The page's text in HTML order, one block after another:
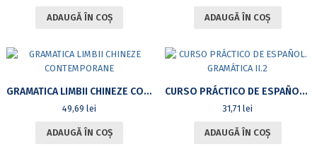
ADAUGĂ ÎN COȘ ADAUGĂ ÎN COȘ
GRAMATICA LIMBII CHINEZE CONTEMPORANE
49,69lei
ADAUGĂ ÎN COȘ
CURSO PRÁCTICO DE ESPAÑOL. GRAMÁTICA II.2
31,71lei
ADAUGĂ ÎN COȘ